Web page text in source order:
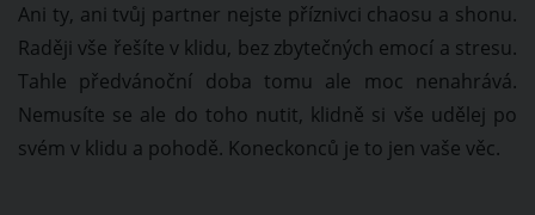
Ani ty, ani tvůj partner nejste příznivci chaosu a shonu.
Raději vše řešíte v klidu, bez zbytečných emocí a stresu.
Tahle předvánoční doba tomu ale moc nenahrává.
Nemusíte se ale do toho nutit, klidně si vše udělej po
svém v klidu a pohodě. Koneckonců je to jen vaše věc.